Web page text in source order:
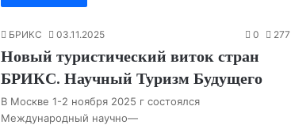
БРИКС 03.11.2025 0 277
Новый туристический виток стран
БРИКС. Научный Туризм Будущего
В Москве 1-2 ноября 2025 г состоялся
Международный научно—